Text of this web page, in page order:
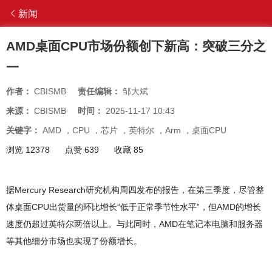
新闻
AMD桌面CPU市场份额创下新高：突破三分之
一
作者： CBISMB 责任编辑： 邹大斌
来源： CBISMB 时间： 2025-11-17 10:43
关键字： AMD ， CPU ， 芯片 ， 英特尔 ， Arm ， 桌面CPU
浏览 12378
点赞 639 收藏 85
据Mercury Research研究机构周四发布的报告，在第三季度，尽管整
体桌面CPU出货量的环比增长“低于正常季节性水平”，但AMD的增长
速度仍超过英特尔两倍以上。与此同时，AMD在笔记本电脑和服务器
等其他细分市场也实现了份额增长。